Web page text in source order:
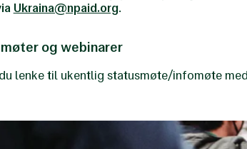
Ukraina@npaid.org.
og webinarer
lenke til ukentlig statusmøte/infomøte